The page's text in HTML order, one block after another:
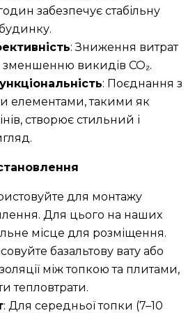
забезпечує стабільну
: Зниження витрат
викидів CO₂.
: Поєднання з
елементами, такими як
створює стильний і
для монтажу
Для цього на наших
місце для розміщення.
базальтову вату або
між топкою та плитами,
тепловтрати.
: Для середньої топки (7–10